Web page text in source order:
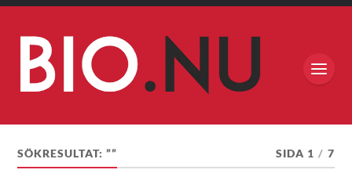
SÖKRESULTAT: ”” SIDA 1 / 7